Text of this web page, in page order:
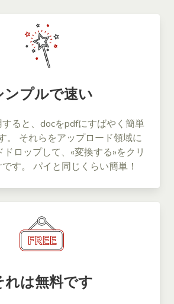
ンプルで速い
ると、docをpdfにすばやく簡単
。 それらをアップロード領域に
ドロップして、«変換する»をクリ
す。 パイと同じくらい簡単！
れは無料です